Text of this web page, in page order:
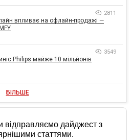
2811
впливає на офлайн-продажі —
3549
Philips майже 10 мільйонів
БІЛЬШЕ
відправляємо дайджест з
статтями.